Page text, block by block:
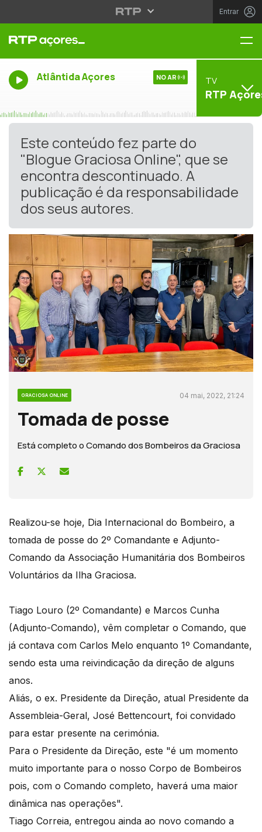
Entrar
Atlântida Açores NO AR TV
RTP
Este conteúdo fez parte do
"Blogue Graciosa Online", que se
encontra descontinuado. A
publicação é da responsabilidade
dos seus autores.
GRACIOSA ONLINE 04 mai, 2022, 21:24
Tomada de posse
Está completo o Comando dos Bombeiros da Graciosa
Realizou-se hoje, Dia Internacional do Bombeiro, a
tomada de posse do 2º Comandante e Adjunto-
Comando da Associação Humanitária dos Bombeiros
Voluntários da Ilha Graciosa.
Tiago Louro (2º Comandante) e Marcos Cunha
(Adjunto-Comando), vêm completar o Comando, que
já contava com Carlos Melo enquanto 1º Comandante,
sendo esta uma reivindicação da direção de alguns
anos.
Aliás, o ex. Presidente da Direção, atual Presidente da
Assembleia-Geral, José Bettencourt, foi convidado
para estar presente na cerimónia.
Para o Presidente da Direção, este "é um momento
muito importante para o nosso Corpo de Bombeiros
pois, com o Comando completo, haverá uma maior
dinâmica nas operações".
Tiago Correia, entregou ainda ao novo comando a